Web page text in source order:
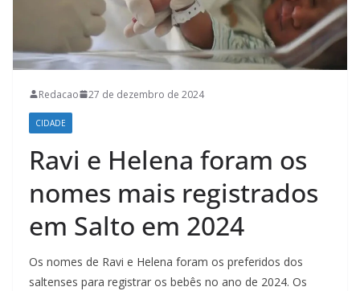
Redacao 27 de dezembro de 2024
CIDADE
Ravi e Helena foram os
nomes mais registrados
em Salto em 2024
Os nomes de Ravi e Helena foram os preferidos dos
saltenses para registrar os bebês no ano de 2024. Os